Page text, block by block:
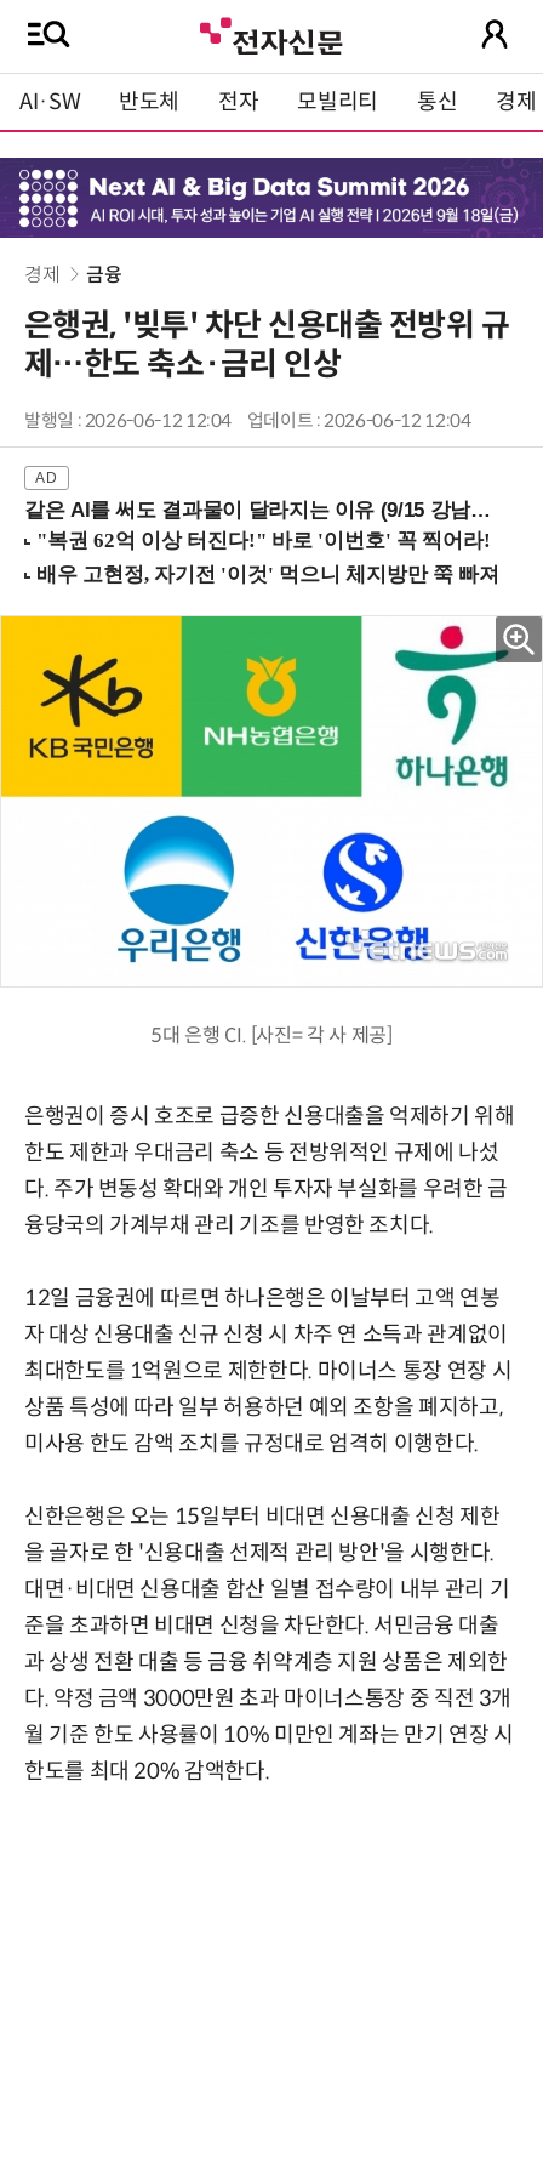
AI·SW 반도체 전자 모빌리티 통신 경제
경제 금융
은행권, '빚투' 차단 신용대출 전방위 규
제…한도 축소·금리 인상
발행일 : 2026-06-12 12:04 업데이트 : 2026-06-12 12:04
같은 AI를 써도 결과물이 달라지는 이유 (9/15 강남역)
5대 은행 CI. [사진= 각 사 제공]
은행권이 증시 호조로 급증한 신용대출을 억제하기 위해
한도 제한과 우대금리 축소 등 전방위적인 규제에 나섰
다. 주가 변동성 확대와 개인 투자자 부실화를 우려한 금
융당국의 가계부채 관리 기조를 반영한 조치다.
12일 금융권에 따르면 하나은행은 이날부터 고액 연봉
자 대상 신용대출 신규 신청 시 차주 연 소득과 관계없이
최대한도를 1억원으로 제한한다. 마이너스 통장 연장 시
상품 특성에 따라 일부 허용하던 예외 조항을 폐지하고,
미사용 한도 감액 조치를 규정대로 엄격히 이행한다.
신한은행은 오는 15일부터 비대면 신용대출 신청 제한
을 골자로 한 '신용대출 선제적 관리 방안'을 시행한다.
대면·비대면 신용대출 합산 일별 접수량이 내부 관리 기
준을 초과하면 비대면 신청을 차단한다. 서민금융 대출
과 상생 전환 대출 등 금융 취약계층 지원 상품은 제외한
다. 약정 금액 3000만원 초과 마이너스통장 중 직전 3개
월 기준 한도 사용률이 10% 미만인 계좌는 만기 연장 시
한도를 최대 20% 감액한다.